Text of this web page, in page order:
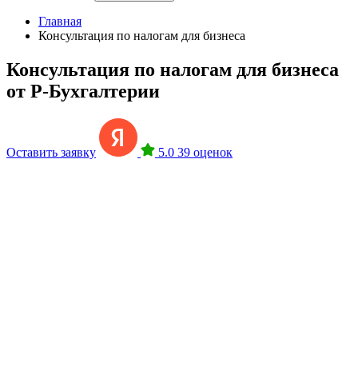
Главная
Консультация по налогам для бизнеса
Консультация по налогам для бизнеса
от Р-Бухгалтерии
Оставить заявку 5.0 39 оценок